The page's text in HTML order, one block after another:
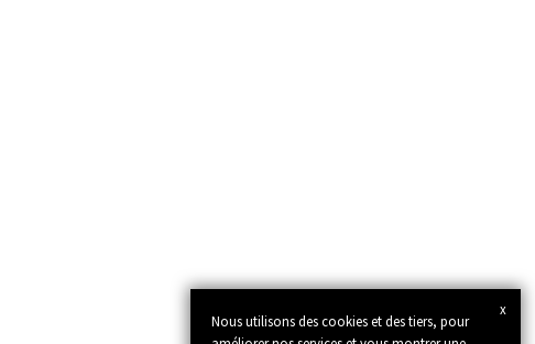
x
Nous utilisons des cookies et des tiers, pour